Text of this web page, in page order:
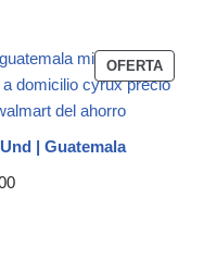
OFERTA
| Guatemala